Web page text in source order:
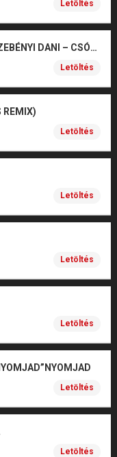
Letöltés
KOWALSKY MEG A VEGA X SZEBÉNYI DANI – CSÓNAK
Letöltés
REMIX)
Letöltés
Letöltés
Letöltés
Letöltés
Letöltés
Letöltés